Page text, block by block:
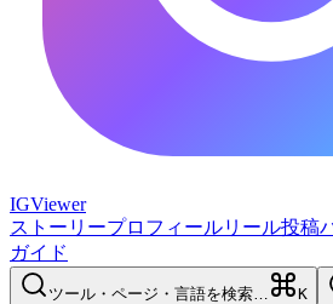
IGViewer
ストーリープロフィールリール投稿
ガイド
ツール・ページ・言語を検索… K